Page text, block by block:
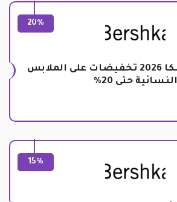
20%
كود خصم بيرشكا 2026 تخفيضات على الملابس
النسائية حتى 20%
15%